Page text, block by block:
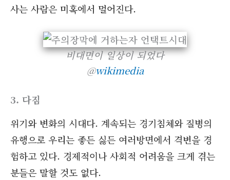
사는 사람은 미혹에서 멀어진다.
비대면이 일상이 되었다
@wikimedia
3. 다짐
위기와 변화의 시대다. 계속되는 경기침체와 질병의
유행으로 우리는 좋든 싫든 여러방면에서 격변을 경
험하고 있다. 경제적이나 사회적 어려움을 크게 겪는
분들은 말할 것도 없다.